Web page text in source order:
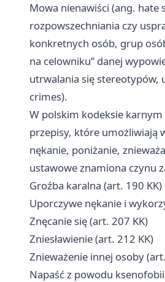
Mowa nienawiści (ang. hate
rozpowszechniania czy
konkretnych osób, grup
na celowniku” danej
utrwalania się stereotypów,
crimes).
W polskim kodeksie
przepisy, które umożliwiają
nękanie, poniżanie,
ustawowe znamiona czynu
Groźba karalna (art. 190 KK)
Uporczywe nękanie i
Znęcanie się (art. 207 KK)
Zniesławienie (art. 212 KK)
Znieważenie innej osoby
Napaść z powodu